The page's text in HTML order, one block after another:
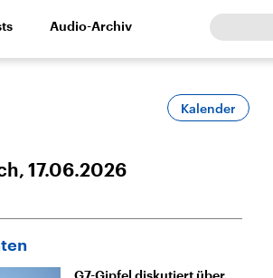
Kultur Europa
Lage und
Audio-Archiv
Kalender
17.06.2026
G7-Gipfel diskutiert über